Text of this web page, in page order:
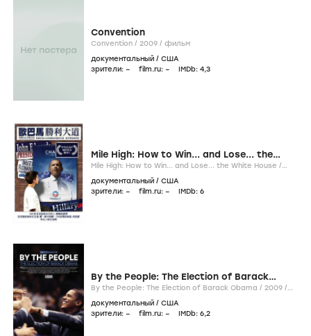
Convention
Convention / 2009 / фильм
документальный / США
зрители: – film.ru: – IMDb: 4,3
Mile High: How to Win... and Lose... the
White House
Mile High: How to Win... and Lose... the White House /
документальный / США
зрители: – film.ru: – IMDb: 6
By the People: The Election of Barack
Obama
By the People: The Election of Barack Obama / 2009 /
документальный / США
зрители: – film.ru: – IMDb: 6,2